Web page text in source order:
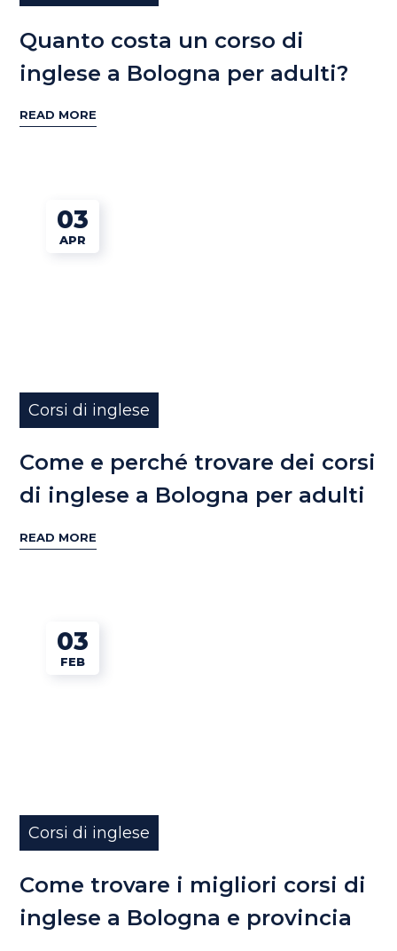
Quanto costa un corso di
inglese a Bologna per adulti?
READ MORE
03
APR
Corsi di inglese
Come e perché trovare dei corsi
di inglese a Bologna per adulti
READ MORE
03
FEB
Corsi di inglese
Come trovare i migliori corsi di
inglese a Bologna e provincia